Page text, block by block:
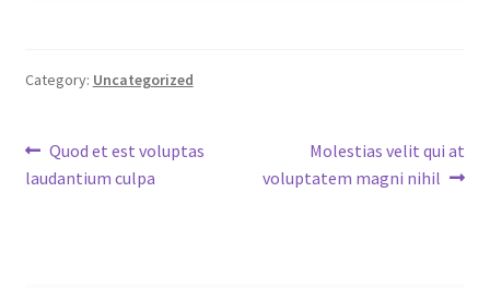
Category: Uncategorized
Post
navigation
Previous
post:
Quod et est voluptas
laudantium culpa
Next
post:
Molestias velit qui at
voluptatem magni nihil